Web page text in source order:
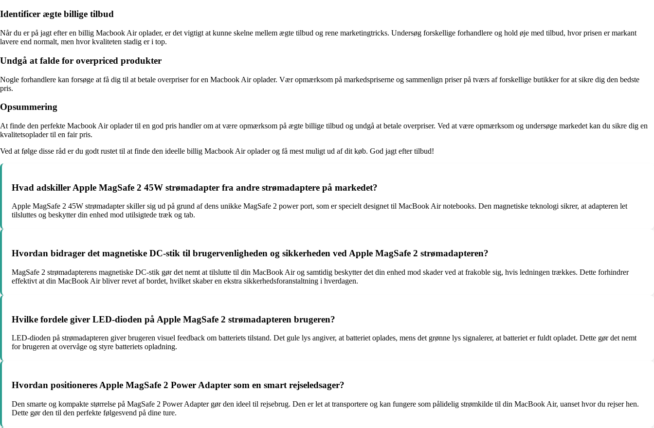
Identificer ægte billige tilbud
Når du er på jagt efter en billig Macbook Air oplader, er det vigtigt at kunne skelne mellem ægte tilbud og rene marketingtricks. Undersøg forskellige forhandlere og hold øje med tilbud, hvor prisen er markant
lavere end normalt, men hvor kvaliteten stadig er i top.
Undgå at falde for overpriced produkter
Nogle forhandlere kan forsøge at få dig til at betale overpriser for en Macbook Air oplader. Vær opmærksom på markedspriserne og sammenlign priser på tværs af forskellige butikker for at sikre dig den bedste
pris.
Opsummering
At finde den perfekte Macbook Air oplader til en god pris handler om at være opmærksom på ægte billige tilbud og undgå at betale overpriser. Ved at være opmærksom og undersøge markedet kan du sikre dig en
kvalitetsoplader til en fair pris.
Ved at følge disse råd er du godt rustet til at finde den ideelle billig Macbook Air oplader og få mest muligt ud af dit køb. God jagt efter tilbud!
Hvad adskiller Apple MagSafe 2 45W strømadapter fra andre strømadaptere på markedet?
Apple MagSafe 2 45W strømadapter skiller sig ud på grund af dens unikke MagSafe 2 power port, som er specielt designet til MacBook Air notebooks. Den magnetiske teknologi sikrer, at adapteren let
tilsluttes og beskytter din enhed mod utilsigtede træk og tab.
Hvordan bidrager det magnetiske DC-stik til brugervenligheden og sikkerheden ved Apple MagSafe 2 strømadapteren?
MagSafe 2 strømadapterens magnetiske DC-stik gør det nemt at tilslutte til din MacBook Air og samtidig beskytter det din enhed mod skader ved at frakoble sig, hvis ledningen trækkes. Dette forhindrer
effektivt at din MacBook Air bliver revet af bordet, hvilket skaber en ekstra sikkerhedsforanstaltning i hverdagen.
Hvilke fordele giver LED-dioden på Apple MagSafe 2 strømadapteren brugeren?
LED-dioden på strømadapteren giver brugeren visuel feedback om batteriets tilstand. Det gule lys angiver, at batteriet oplades, mens det grønne lys signalerer, at batteriet er fuldt opladet. Dette gør det nemt
for brugeren at overvåge og styre batteriets opladning.
Hvordan positioneres Apple MagSafe 2 Power Adapter som en smart rejseledsager?
Den smarte og kompakte størrelse på MagSafe 2 Power Adapter gør den ideel til rejsebrug. Den er let at transportere og kan fungere som pålidelig strømkilde til din MacBook Air, uanset hvor du rejser hen.
Dette gør den til den perfekte følgesvend på dine ture.